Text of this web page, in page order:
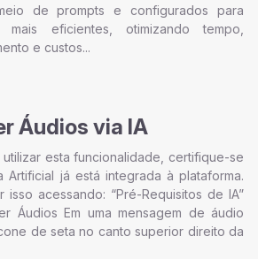
de prompts e configurados para
mais eficientes, otimizando tempo,
e custos...
Áudios via IA
esta funcionalidade, certifique-se
Artificial já está integrada à plataforma.
acessando: “Pré-Requisitos de IA”
Áudios Em uma mensagem de áudio
de seta no canto superior direito da